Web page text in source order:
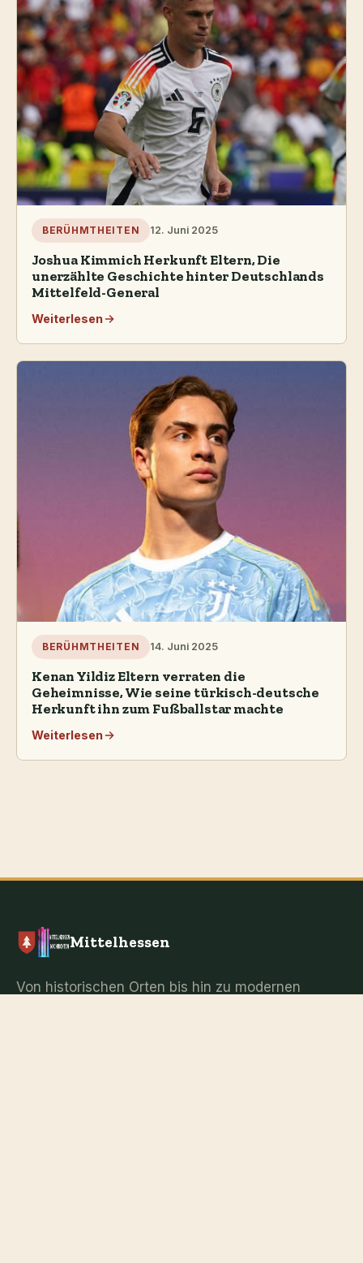
BERÜHMTHEITEN 12. Juni 2025
Joshua Kimmich Herkunft Eltern, Die
unerzählte Geschichte hinter Deutschlands
Mittelfeld-General
Weiterlesen
BERÜHMTHEITEN 14. Juni 2025
Kenan Yildiz Eltern verraten die
Geheimnisse, Wie seine türkisch-deutsche
Herkunft ihn zum Fußballstar machte
Weiterlesen
Mittelhessen
Von historischen Orten bis hin zu modernen